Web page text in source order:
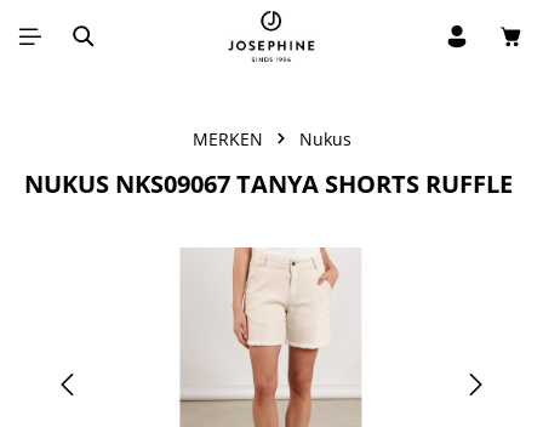
Ga naar de hoofdinhoud
MERKEN Nukus
NUKUS NKS09067 TANYA SHORTS RUFFLE
Afbeeldingengalerij overslaan